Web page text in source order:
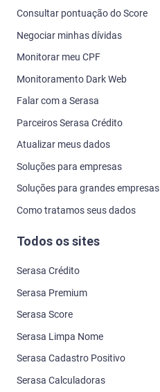
Consultar pontuação do Score
Negociar minhas dívidas
Monitorar meu CPF
Monitoramento Dark Web
Falar com a Serasa
Parceiros Serasa Crédito
Atualizar meus dados
Soluções para empresas
Soluções para grandes empresas
Como tratamos seus dados
Todos os sites
Serasa Crédito
Serasa Premium
Serasa Score
Serasa Limpa Nome
Serasa Cadastro Positivo
Serasa Calculadoras